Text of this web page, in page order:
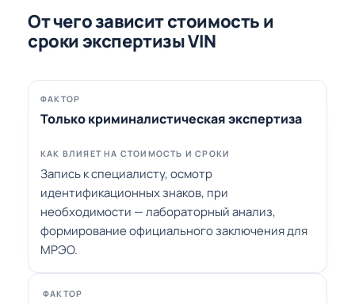
От чего зависит стоимость и
сроки экспертизы VIN
Фактор
Только криминалистическая экспертиза
Запись к специалисту, осмотр
идентификационных знаков, при
необходимости — лабораторный анализ,
формирование официального заключения для
МРЭО.